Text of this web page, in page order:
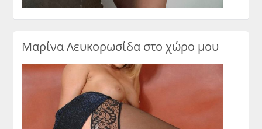
Μαρίνα Λευκορωσίδα στο χώρο μου